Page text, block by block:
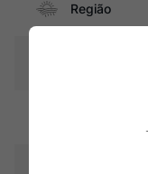
Região
Graduação